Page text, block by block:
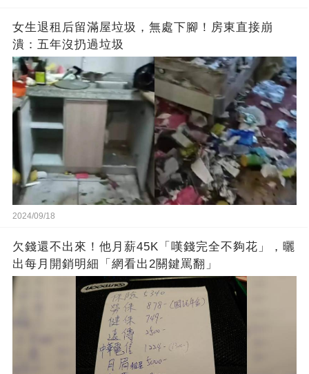
女生退租后留滿屋垃圾，無處下腳！房東直接崩
潰：五年沒扔過垃圾
2024/09/18
欠錢還不出來！他月薪45K「嘆錢完全不夠花」，曬
出每月開銷明細「網看出2關鍵罵翻」